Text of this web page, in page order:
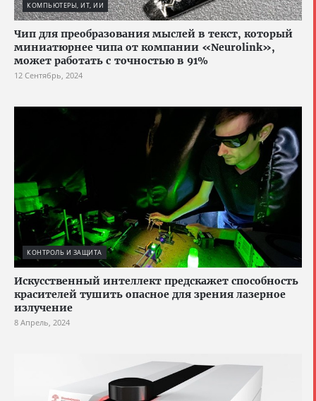
КОМПЬЮТЕРЫ, ИТ, ИИ
Чип для преобразования мыслей в текст, который
миниатюрнее чипа от компании «Neurolink»,
может работать с точностью в 91%
12 Сентябрь, 2024
КОНТРОЛЬ И ЗАЩИТА
Искусственный интеллект предскажет способность
красителей тушить опасное для зрения лазерное
излучение
8 Апрель, 2024